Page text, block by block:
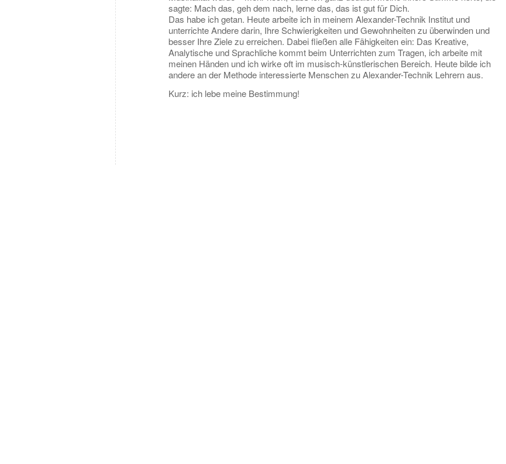
sagte: Mach das, geh dem nach, lerne das, das ist gut für Dich.
Das habe ich getan. Heute arbeite ich in meinem Alexander-Technik Institut und
unterrichte Andere darin, Ihre Schwierigkeiten und Gewohnheiten zu überwinden und
besser Ihre Ziele zu erreichen. Dabei fließen alle Fähigkeiten ein: Das Kreative,
Analytische und Sprachliche kommt beim Unterrichten zum Tragen, ich arbeite mit
meinen Händen und ich wirke oft im musisch-künstlerischen Bereich. Heute bilde ich
andere an der Methode interessierte Menschen zu Alexander-Technik Lehrern aus.
Kurz: ich lebe meine Bestimmung!